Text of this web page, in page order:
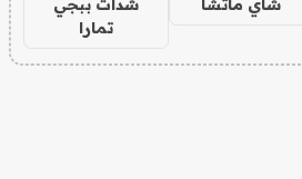
تمارا